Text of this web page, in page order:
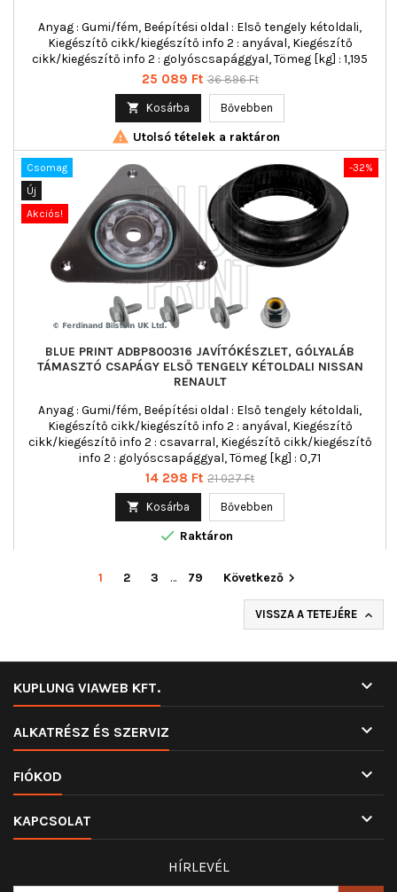
Anyag : Gumi/fém, Beépítési oldal : Első tengely kétoldali,
Kiegészítő cikk/kiegészítő info 2 : anyával, Kiegészítő
cikk/kiegészítő info 2 : golyóscsapággyal, Tömeg [kg] : 1,195
Ár
25 089 Ft Normál
36 896 Ft
 Kosárba Bővebben
 Utolsó tételek a raktáron
-32%
Csomag
Új
Akciós!
BLUE PRINT ADBP800316 JAVÍTÓKÉSZLET, GÓLYALÁB
TÁMASZTÓ CSAPÁGY ELSŐ TENGELY KÉTOLDALI NISSAN
RENAULT
Anyag : Gumi/fém, Beépítési oldal : Első tengely kétoldali,
Kiegészítő cikk/kiegészítő info 2 : anyával, Kiegészítő
cikk/kiegészítő info 2 : csavarral, Kiegészítő cikk/kiegészítő
info 2 : golyóscsapággyal, Tömeg [kg] : 0,71
Ár
14 298 Ft Normál
21 027 Ft
 Kosárba Bővebben
 Raktáron
1 2 3 … 79 Következő
VISSZA A TETEJÉRE 
KUPLUNG VIAWEB KFT. 
ALKATRÉSZ ÉS SZERVIZ 
FIÓKOD 
KAPCSOLAT 
HÍRLEVÉL